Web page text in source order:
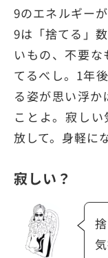
9のエネルギー
9は「捨てる」
いもの、不要
てるべし。1年
る姿が思い浮
ことよ。寂し
放して。身軽に
寂しい？